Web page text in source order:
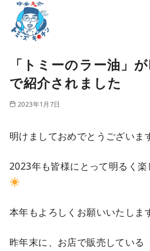
「トミーのラー油」
で紹介されました
2023年1月7日
明けましておめでとうございま
2023年も皆様にとって明るく
本年もよろしくお願いいたしま
昨年末に、お店で販売している